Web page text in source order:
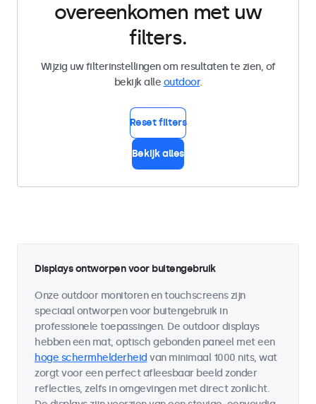
overeenkomen met uw
filters.
Wijzig uw filterinstellingen om resultaten te zien, of
bekijk alle outdoor.
Reset filters
Bekijk alles
Displays ontworpen voor buitengebruik
Onze outdoor monitoren en touchscreens zijn
speciaal ontworpen voor buitengebruik in
professionele toepassingen. De outdoor displays
hebben een mat, optisch gebonden paneel met een
hoge schermhelderheid van minimaal 1000 nits, wat
zorgt voor een perfect afleesbaar beeld zonder
reflecties, zelfs in omgevingen met direct zonlicht.